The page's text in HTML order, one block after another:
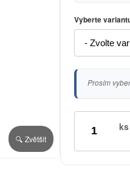
🔍 Zvětšit
Vyberte
Prosím
ks